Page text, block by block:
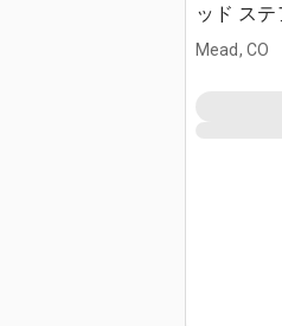
ッド ス
Mead, CO